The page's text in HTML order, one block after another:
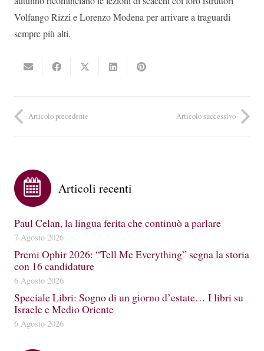
Volfango Rizzi e Lorenzo Modena per arrivare a traguardi
sempre più alti.
Articolo precedente Articolo successivo
Articoli recenti
Paul Celan, la lingua ferita che continuò a parlare
7 Agosto 2026
Premi Ophir 2026: “Tell Me Everything” segna la storia
con 16 candidature
6 Agosto 2026
Speciale Libri: Sogno di un giorno d’estate… I libri su
Israele e Medio Oriente
6 Agosto 2026